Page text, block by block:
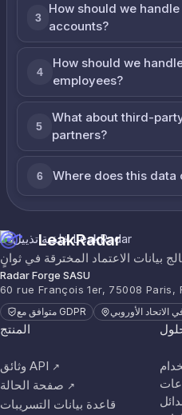
3
How should we
accounts?
4
How should we
employees?
5
What about third-
partners?
6 Where does this data
LeakRadar
Radar Forge SASU
60 rue François 1er, 75008 Paris,
متوافق مع GDPR الأوروبي
المنتج
وثائق API ↗
صفحة الحالة ↗
قاعدة بيانات التسريبات